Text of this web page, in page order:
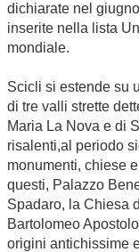
dichiarate nel
inserite nella lista
mondiale.
Scicli si estende su
di tre valli strette
Maria La Nova e di
risalenti,al periodo
monumenti, chiese
questi, Palazzo
Spadaro, la Chiesa
Bartolomeo
origini antichissime